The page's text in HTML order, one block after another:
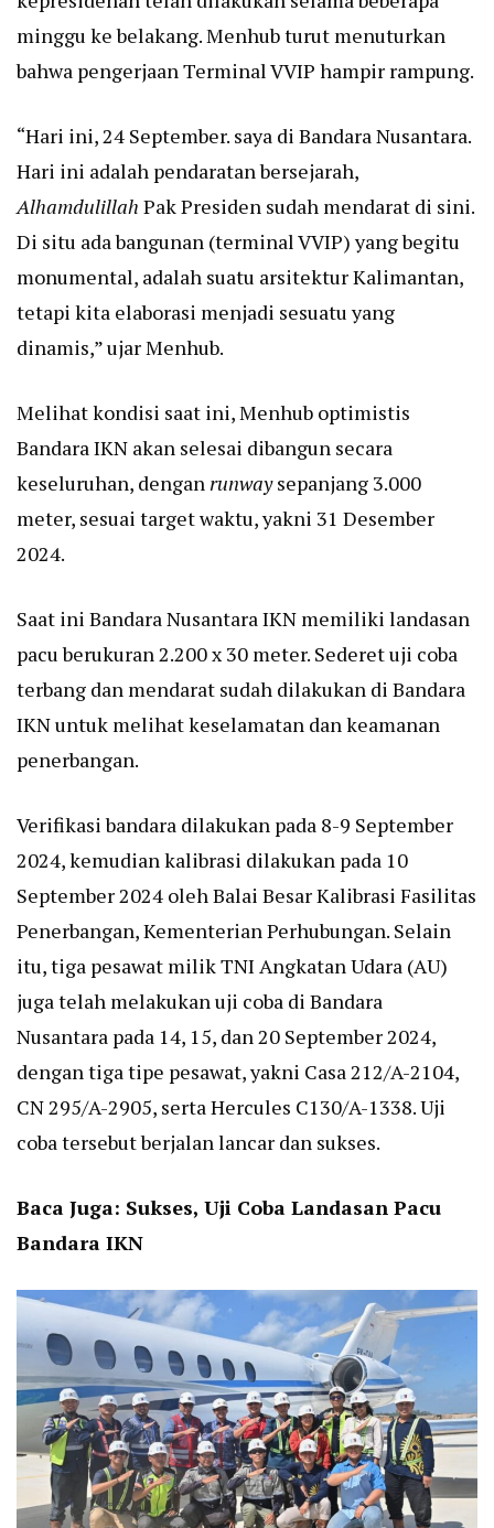
minggu ke belakang. Menhub turut menuturkan
bahwa pengerjaan Terminal VVIP hampir rampung.
“Hari ini, 24 September. saya di Bandara Nusantara.
Hari ini adalah pendaratan bersejarah,
Alhamdulillah Pak Presiden sudah mendarat di sini.
Di situ ada bangunan (terminal VVIP) yang begitu
monumental, adalah suatu arsitektur Kalimantan,
tetapi kita elaborasi menjadi sesuatu yang
dinamis,” ujar Menhub.
Melihat kondisi saat ini, Menhub optimistis
Bandara IKN akan selesai dibangun secara
keseluruhan, denganrunwaysepanjang 3.000
meter, sesuai target waktu, yakni 31 Desember
2024.
Saat ini Bandara Nusantara IKN memiliki landasan
pacu berukuran 2.200 x 30 meter. Sederet uji coba
terbang dan mendarat sudah dilakukan di Bandara
IKN untuk melihat keselamatan dan keamanan
penerbangan.
Verifikasi bandara dilakukan pada 8-9 September
2024, kemudian kalibrasi dilakukan pada 10
September 2024 oleh Balai Besar Kalibrasi Fasilitas
Penerbangan, Kementerian Perhubungan. Selain
itu, tiga pesawat milik TNI Angkatan Udara (AU)
juga telah melakukan uji coba di Bandara
Nusantara pada 14, 15, dan 20 September 2024,
dengan tiga tipe pesawat, yakni Casa 212/A-2104,
CN 295/A-2905, serta Hercules C130/A-1338. Uji
coba tersebut berjalan lancar dan sukses.
Baca Juga: Sukses, Uji Coba Landasan Pacu
Bandara IKN